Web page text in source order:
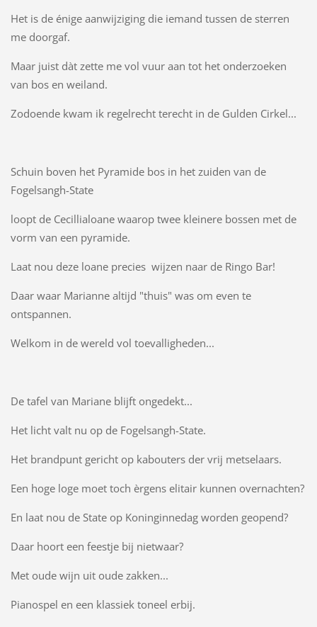
Het is de énige aanwijziging die iemand tussen de sterren
me doorgaf.
Maar juist dàt zette me vol vuur aan tot het onderzoeken
van bos en weiland.
Zodoende kwam ik regelrecht terecht in de Gulden Cirkel...
Schuin boven het Pyramide bos in het zuiden van de
Fogelsangh-State
loopt de Cecillialoane waarop twee kleinere bossen met de
vorm van een pyramide.
Laat nou deze loane precies wijzen naar de Ringo Bar!
Daar waar Marianne altijd "thuis" was om even te
ontspannen.
Welkom in de wereld vol toevalligheden...
De tafel van Mariane blijft ongedekt...
Het licht valt nu op de Fogelsangh-State.
Het brandpunt gericht op kabouters der vrij metselaars.
Een hoge loge moet toch èrgens elitair kunnen overnachten?
En laat nou de State op Koninginnedag worden geopend?
Daar hoort een feestje bij nietwaar?
Met oude wijn uit oude zakken...
Pianospel en een klassiek toneel erbij.